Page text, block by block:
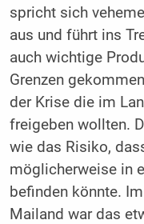
spricht sich
aus und führt ins
auch wichtige
Grenzen
der Krise die im
freigeben wollten.
wie das Risiko,
möglicherweise in
befinden könnte.
Mailand war das